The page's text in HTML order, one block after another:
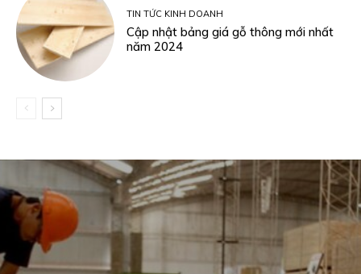
TIN TỨC KINH DOANH
Cập nhật bảng giá gỗ thông mới nhất
năm 2024